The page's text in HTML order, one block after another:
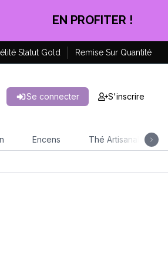
CLIQUEZ ICI
Statut Gold Remise Sur Quantité
Se connecter S'inscrire
Encens Thé Artisanal